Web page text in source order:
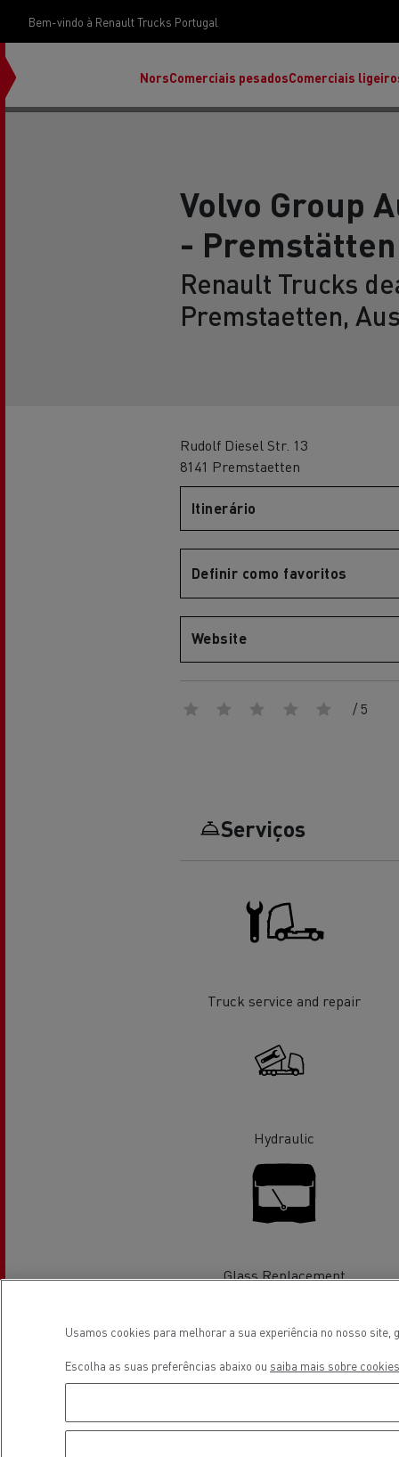
Bem-vindo à Renault Trucks Portugal
NorsComerciais pesados
Veja os camiões disponíveis no
website Used Trucks By Renault
Trucks
Comerciais
Renault Trucks Trafic Red EDITION
Garantias do fabricante Renault
eléctrica
Vantagens da mobilidade
elétrica para camiões
A nossa visão
LAS EMISIONES DE CO2
Volvo Group
- Premstätten
Renault Trucks
Premstaetten,
Rudolf Diesel Str. 13
8141 Premstaetten
Itinerário
Definir como favoritos
Website
/ 5
Serviços
Truck service and repair
Hydraulic
Glass Replacement
Usamos cookies para melhorar a sua experiência no nosso
Escolha as suas preferências abaixo ou saiba mais sobre cookies.